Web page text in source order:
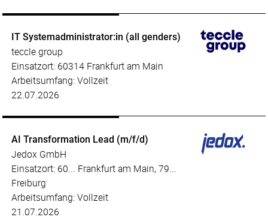
IT Systemadministrator:in (all genders)
teccle group
Einsatzort: 60314 Frankfurt am Main
Arbeitsumfang: Vollzeit
22.07.2026
AI Transformation Lead (m/f/d)
Jedox GmbH
Einsatzort: 60... Frankfurt am Main, 79...
Freiburg
Arbeitsumfang: Vollzeit
21.07.2026